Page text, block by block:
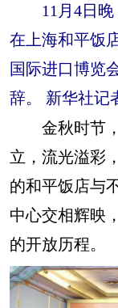
11月4日晚
在上海和平饭
国际进口博览
辞。 新华社记
金秋时节，
立，流光溢彩
的和平饭店与
中心交相辉映
的开放历程。